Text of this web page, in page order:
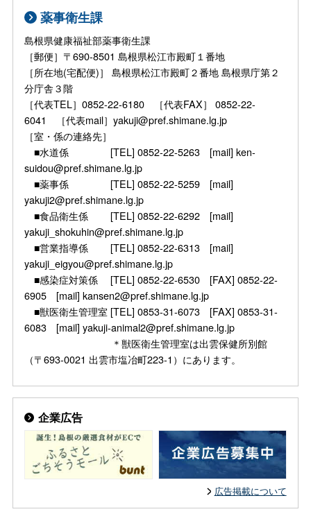
薬事衛生課
島根県健康福祉部薬事衛生課
［郵便］〒690-8501 島根県松江市殿町１番地
［所在地(宅配便)］ 島根県松江市殿町２番地 島根県庁第２
分庁舎３階
［代表TEL］0852-22-6180 ［代表FAX］ 0852-22-
6041 ［代表mail］yakuji@pref.shimane.lg.jp
［室・係の連絡先］
■水道係 [TEL] 0852-22-5263 [mail] ken-
suidou@pref.shimane.lg.jp
■薬事係 [TEL] 0852-22-5259 [mail]
yakuji2@pref.shimane.lg.jp
■食品衛生係 [TEL] 0852-22-6292 [mail]
yakuji_shokuhin@pref.shimane.lg.jp
■営業指導係 [TEL] 0852-22-6313 [mail]
yakuji_eigyou@pref.shimane.lg.jp
■感染症対策係 [TEL] 0852-22-6530 [FAX] 0852-22-
6905 [mail] kansen2@pref.shimane.lg.jp
■獣医衛生管理室 [TEL] 0853-31-6073 [FAX] 0853-31-
6083 [mail] yakuji-animal2@pref.shimane.lg.jp
＊獣医衛生管理室は出雲保健所別館
（〒693-0021 出雲市塩冶町223-1）にあります。
企業広告
広告掲載について